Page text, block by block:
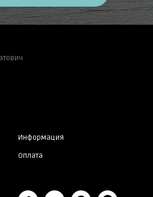
Информация
Оплата